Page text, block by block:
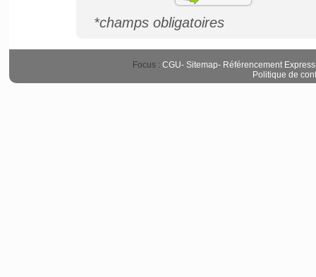
*champs obligatoires
Focus : CGU- Sitemap- Référencement Express
Politique de